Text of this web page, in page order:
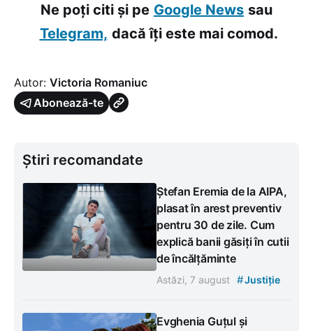
Ne poți citi și pe Google News sau
Telegram, dacă îți este mai comod.
Autor: Victoria Romaniuc
Abonează-te
Știri recomandate
Ștefan Eremia de la AIPA,
plasat în arest preventiv
pentru 30 de zile. Cum
explică banii găsiți în cutii
de încălțăminte
Astăzi, 7 august #Justiție
Evghenia Guțul și